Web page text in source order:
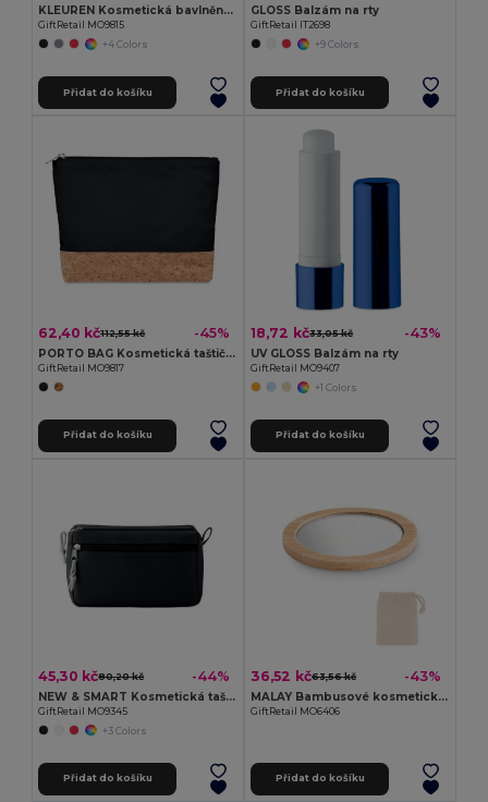
KLEUREN Kosmetická bavlněná taštička
GiftRetail MO9815
+4 Colors
Přidat do košíku
GLOSS Balzám na rty
GiftRetail IT2698
+9 Colors
Přidat do košíku
62,40 kč112,55 kč -45%
PORTO BAG Kosmetická taštička
GiftRetail MO9817
Přidat do košíku
18,72 kč33,05 kč -43%
UV GLOSS Balzám na rty
GiftRetail MO9407
+1 Colors
Přidat do košíku
45,30 kč80,20 kč -44%
NEW & SMART Kosmetická taštička bez PVC
GiftRetail MO9345
+3 Colors
Přidat do košíku
36,52 kč63,56 kč -43%
MALAY Bambusové kosmetické zrcátko
GiftRetail MO6406
Přidat do košíku